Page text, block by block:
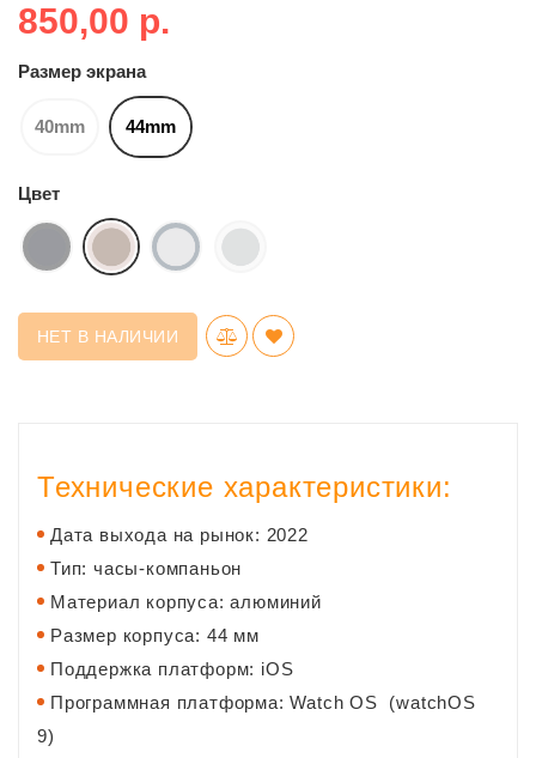
850,00 р.
Размер экрана
40mm 44mm
Цвет
НЕТ В НАЛИЧИИ
Технические характеристики:
Дата выхода на рынок: 2022
Тип: часы-компаньон
Материал корпуса: алюминий
Размер корпуса: 44 мм
Поддержка платформ: iOS
Программная платформа: Watch OS (watchOS
9)